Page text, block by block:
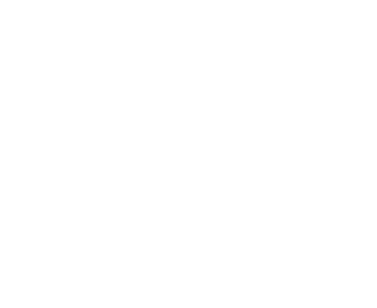
brille?» für amrhein optik
zentralschweiz